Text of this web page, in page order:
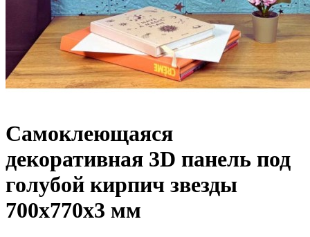
Самоклеющаяся
декоративная 3D панель под
голубой кирпич звезды
700x770x3 мм